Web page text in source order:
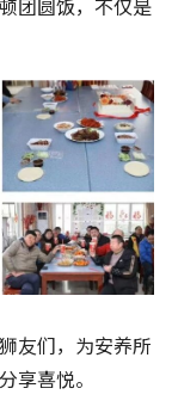
友们，为安养所
享喜悦。